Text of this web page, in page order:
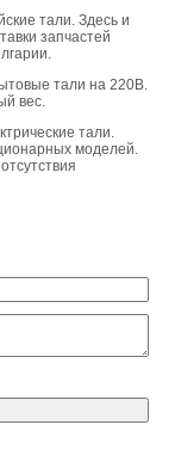
тали. Здесь и
запчастей
тали на 220В.
вес.
тали.
моделей.